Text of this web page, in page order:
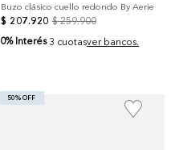
Buzo clásico cuello redondo By Aerie
$ 207.920 $ 259.900
0% Interés 3 cuotasver bancos.
50% OFF